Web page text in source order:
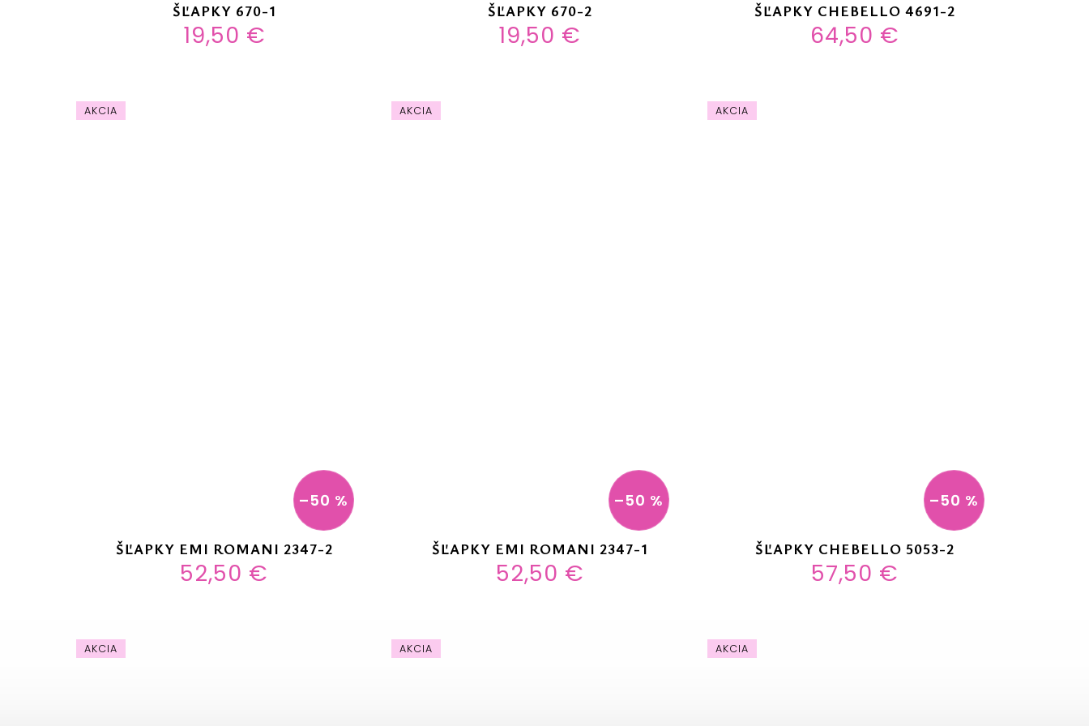
ŠĽAPKY 670-1
19,50 €
ŠĽAPKY 670-2
19,50 €
ŠĽAPKY CHEBELLO 4691-2
64,50 €
AKCIA
–50 %
ŠĽAPKY EMI ROMANI 2347-2
52,50 €
AKCIA
–50 %
ŠĽAPKY EMI ROMANI 2347-1
52,50 €
AKCIA
–50 %
ŠĽAPKY CHEBELLO 5053-2
57,50 €
AKCIA AKCIA AKCIA